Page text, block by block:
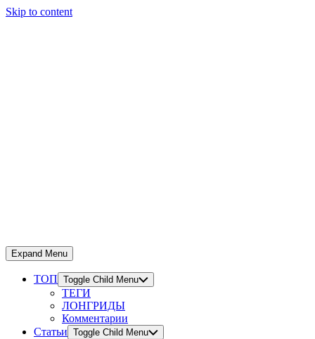
Skip to content
Expand Menu
ТОП Toggle Child Menu
ТЕГИ
ЛОНГРИДЫ
Комментарии
Статьи Toggle Child Menu